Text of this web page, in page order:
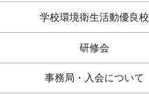
学校環境衛生活動優良校
研修会
事務局・入会について